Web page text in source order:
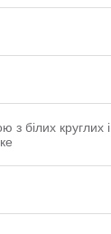
з білих круглих і